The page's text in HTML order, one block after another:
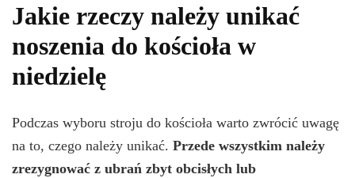
Jakie rzeczy należy unikać
noszenia do kościoła w
niedzielę
Podczas wyboru stroju do kościoła warto zwrócić uwagę
na to, czego należy unikać. Przede wszystkim należy
zrezygnować z ubrań zbyt obcisłych lub